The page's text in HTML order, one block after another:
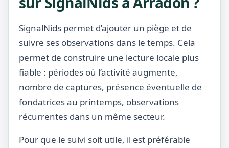
SignalNids permet d’ajouter un piège et de
suivre ses observations dans le temps. Cela
permet de construire une lecture locale plus
fiable : périodes où l’activité augmente,
nombre de captures, présence éventuelle de
fondatrices au printemps, observations
récurrentes dans un même secteur.
Pour que le suivi soit utile, il est préférable